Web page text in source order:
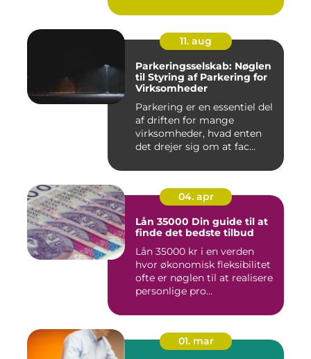
11. aug
Parkeringsselskab: Nøglen
til Styring af Parkering for
Virksomheder
Parkering er en essentiel del
af driften for mange
virksomheder, hvad enten
det drejer sig om at fac...
04. apr
Lån 35000 Din guide til at
finde det bedste tilbud
Lån 35000 kr i en verden
hvor økonomisk fleksibilitet
ofte er nøglen til at realisere
personlige pro...
01. mar